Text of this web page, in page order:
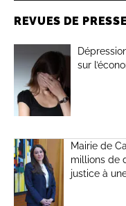
REVUES DE PRESSE
sur
Mairie de
millions de
justice à